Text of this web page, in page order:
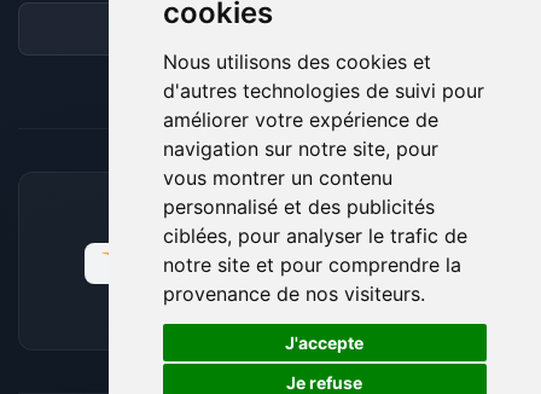
cookies
Nous utilisons des cookies et
d'autres technologies de suivi pour
améliorer votre expérience de
navigation sur notre site, pour
vous montrer un contenu
personnalisé et des publicités
ciblées, pour analyser le trafic de
notre site et pour comprendre la
provenance de nos visiteurs.
J'accepte
Je refuse
Forum
MOYENS DE PAIEMENT ACCEPTÉS
🍪